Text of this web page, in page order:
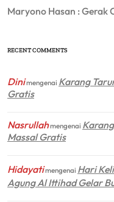
Maryono Hasan : Gerak
RECENT COMMENTS
Dinimengenai Karang
Gratis
Nasrullahmengenai
Massal Gratis
Hidayatimengenai Hari
Agung Al Ittihad Gelar